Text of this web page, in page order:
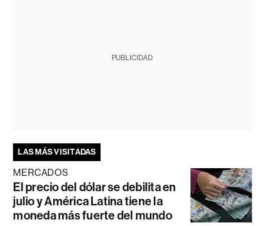
PUBLICIDAD
LAS MÁS VISITADAS
MERCADOS
El precio del dólar se debilita en
julio y América Latina tiene la
moneda más fuerte del mundo